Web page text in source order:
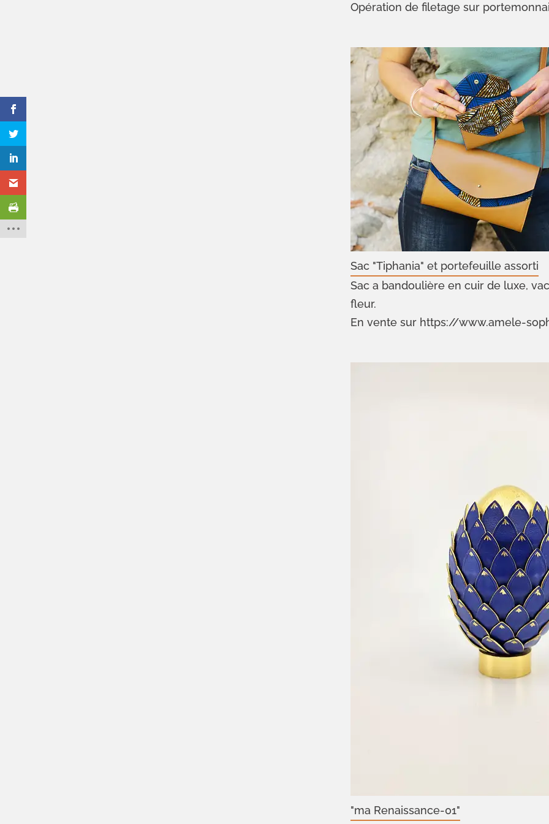
Opération de filetage sur
Sac "Tiphania" et portefeuille assorti
Sac a bandoulière en cuir de luxe,
fleur.
En vente sur https://www.amele-
"ma Renaissance-01"